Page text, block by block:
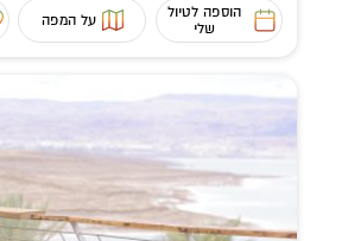
הוספה לטיול
שלי
על המפה